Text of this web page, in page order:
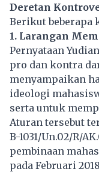
Deretan
Berikut beberapa
1. Larangan
Pernyataan
pro dan kontra
menyampaikan
ideologi
serta untuk
Aturan tersebut
B-1031/Un.02/R/
pembinaan
pada Februari